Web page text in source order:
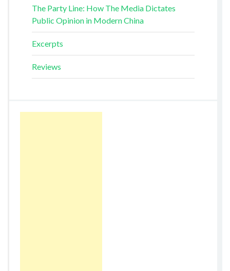
The Party Line: How The Media Dictates
Public Opinion in Modern China
Excerpts
Reviews